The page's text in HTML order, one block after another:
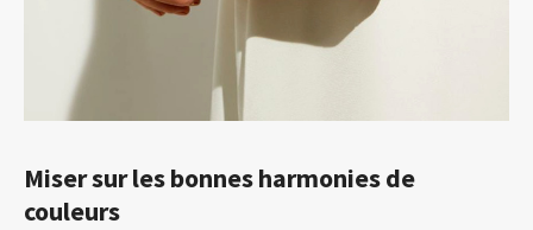
Miser sur les bonnes harmonies de
couleurs